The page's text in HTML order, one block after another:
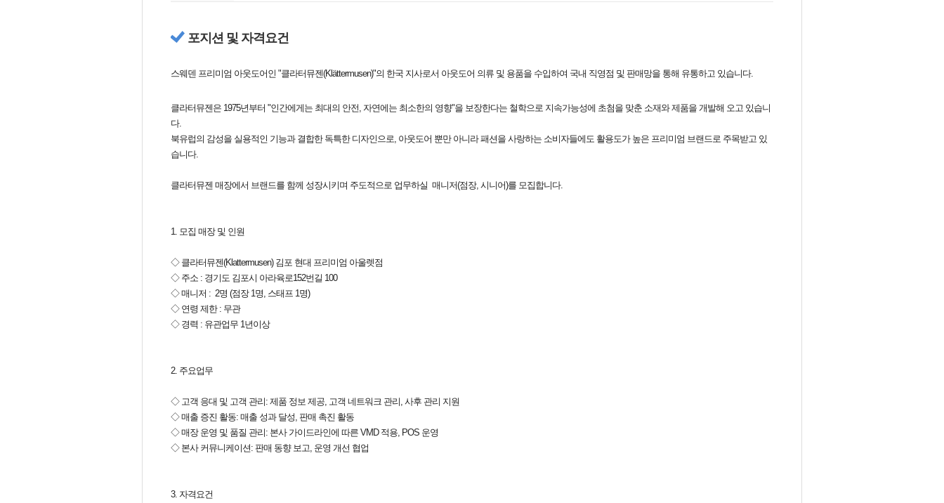
포지션 및 자격요건
스웨덴 프리미엄 아웃도어인 "클라터뮤젠(Klättermusen)"의 한국 지사로서 아웃도어 의류 및 용품을 수입하여 국내 직영점 및 판매망을 통해 유통하고 있습니다.
클라터뮤젠은 1975년부터 "인간에게는 최대의 안전, 자연에는 최소한의 영향"을 보장한다는 철학으로 지속가능성에 초첨을 맞춘 소재와 제품을 개발해 오고 있습니
다.
북유럽의 감성을 실용적인 기능과 결합한 독특한 디자인으로, 아웃도어 뿐만 아니라 패션을 사랑하는 소비자들에도 활용도가 높은 프리미엄 브랜드로 주목받고 있
습니다.
클라터뮤젠 매장에서 브랜드를 함께 성장시키며 주도적으로 업무하실 매니저(점장, 시니어)를 모집합니다.
1. 모집 매장 및 인원
◇ 클라터뮤젠(Klattermusen) 김포 현대 프리미엄 아울렛점
◇ 주소 : 경기도 김포시 아라육로152번길 100
◇ 매니저 : 2명 (점장 1명, 스태프 1명)
◇ 연령 제한 : 무관
◇ 경력 : 유관업무 1년이상
2. 주요업무
◇ 고객 응대 및 고객 관리: 제품 정보 제공, 고객 네트워크 관리, 사후 관리 지원
◇ 매출 증진 활동: 매출 성과 달성, 판매 촉진 활동
◇ 매장 운영 및 품질 관리: 본사 가이드라인에 따른 VMD 적용, POS 운영
◇ 본사 커뮤니케이션: 판매 동향 보고, 운영 개선 협업
3. 자격요건